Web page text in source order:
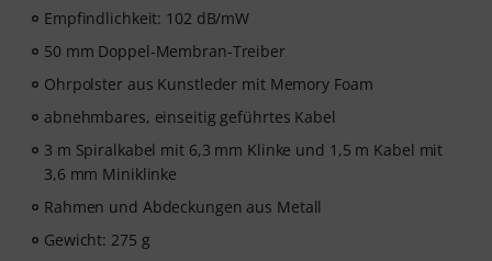
Empfindlichkeit: 102 dB/mW
50 mm Doppel-Membran-Treiber
Ohrpolster aus Kunstleder mit Memory Foam
abnehmbares, einseitig geführtes Kabel
3 m Spiralkabel mit 6,3 mm Klinke und 1,5 m Kabel mit
3,6 mm Miniklinke
Rahmen und Abdeckungen aus Metall
Gewicht: 275 g